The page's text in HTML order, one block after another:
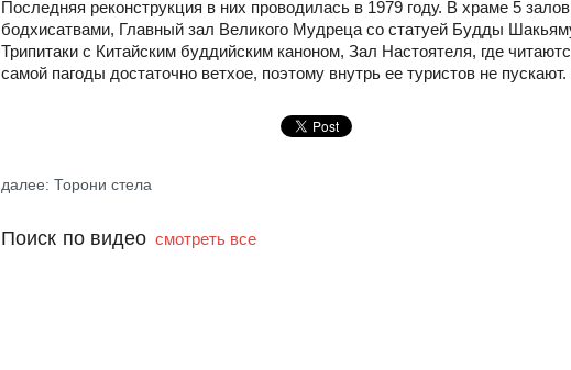
Последняя реконструкция в них проводилась в 1979 году. В храме 5
бодхисатвами, Главный зал Великого Мудреца со статуей Будды
Трипитаки с Китайским буддийским каноном, Зал Настоятеля, где
самой пагоды достаточно ветхое, поэтому внутрь ее туристов не
далее: Торони стела
Поиск по видео смотреть все